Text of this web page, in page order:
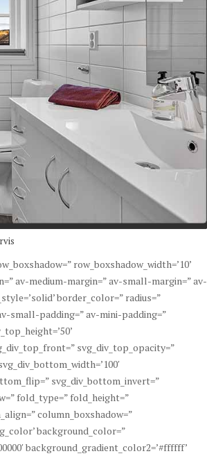
row_boxshadow_width=’10’
av-medium-margin=” av-small-margin=” av-
border_color=” radius=”
small-padding=” av-mini-padding=”
svg_div_top_opacity=”
svg_div_bottom_invert=”
fold_type=” fold_height=”
column_boxshadow=”
background_color=”
background_gradient_color2=’#ffffff’